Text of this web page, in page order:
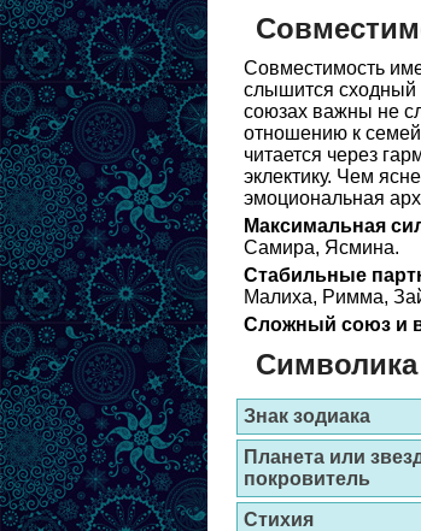
Совместимость
слышится сходный
союзах важны не
отношению к
читается через
эклектику. Чем
эмоциональная
Максимальная
Самира, Ясмина.
Стабильные
Малиха, Римма,
Сложный союз и
Знак зодиака
Планета или
покровитель
Стихия